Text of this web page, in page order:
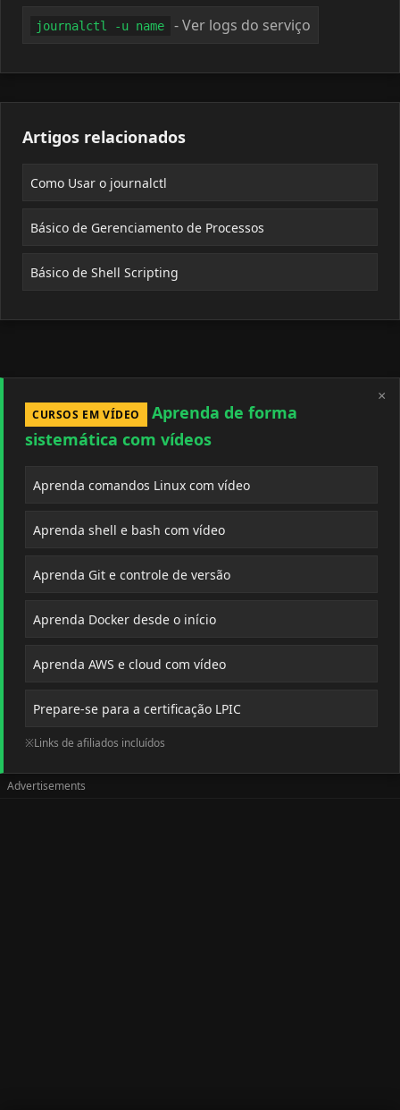
journalctl -u name - Ver logs do serviço
Artigos relacionados
Como Usar o journalctl
Básico de Gerenciamento de Processos
Básico de Shell Scripting
×
CURSOS EM VÍDEO
Aprenda de forma
sistemática com vídeos
Aprenda comandos Linux com vídeo
Aprenda shell e bash com vídeo
Aprenda Git e controle de versão
Aprenda Docker desde o início
Aprenda AWS e cloud com vídeo
Prepare-se para a certificação LPIC
※Links de afiliados incluídos